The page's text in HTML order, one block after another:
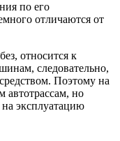
по его
отличаются от
относится к
следовательно,
Поэтому на
автотрассам, но
эксплуатацию